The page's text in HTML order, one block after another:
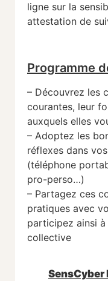
ligne sur la
attestation de
Programme
– Découvrez les
courantes, leur
auxquels elles
– Adoptez les
réflexes dans
(téléphone
pro-perso…)
– Partagez ces
pratiques avec
participez ainsi
collective
SensCyber